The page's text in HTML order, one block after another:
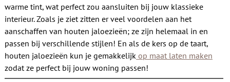
warme tint, wat perfect zou aansluiten bij jouw klassieke
interieur.Zoals je ziet zitten er veel voordelen aan het
aanschaffen van houten jaloezieën; ze zijn helemaal in en
passen bij verschillende stijlen! En als de kers op de taart,
houten jaloezieën kun je gemakkelijk op maat laten maken
zodat ze perfect bij jouw woning passen!